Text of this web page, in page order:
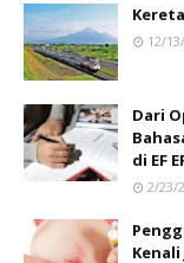
12/
Dari
di EF
2/23/